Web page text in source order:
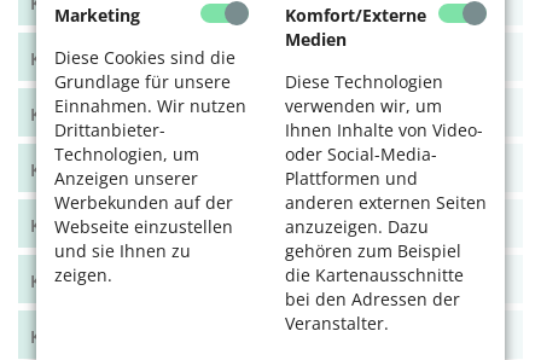
Marketing
Diese Cookies sind die
Grundlage für unsere
Einnahmen. Wir nutzen
Drittanbieter-
Technologien, um
Anzeigen unserer
Werbekunden auf der
Webseite einzustellen
und sie Ihnen zu
zeigen.
Komfort/Externe
Medien
Diese Technologien
verwenden wir, um
Ihnen Inhalte von Video-
oder Social-Media-
Plattformen und
anderen externen Seiten
anzuzeigen. Dazu
gehören zum Beispiel
die Kartenausschnitte
bei den Adressen der
Veranstalter.
KölnerLeben Okt/Nov 19
KölnerLeben Aug/Sept 2019
KölnerLeben Juni/Juli 2019
KölnerLeben April/Mai 2019
KölnerLeben Feb/März 2019
KölnerLeben Dez 18/Jan 19